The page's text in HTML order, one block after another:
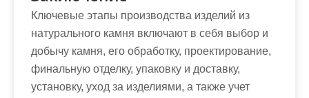
Ключевые этапы производства изделий из
натурального камня включают в себя выбор и
добычу камня, его обработку, проектирование,
финальную отделку, упаковку и доставку,
установку, уход за изделиями, а также учет